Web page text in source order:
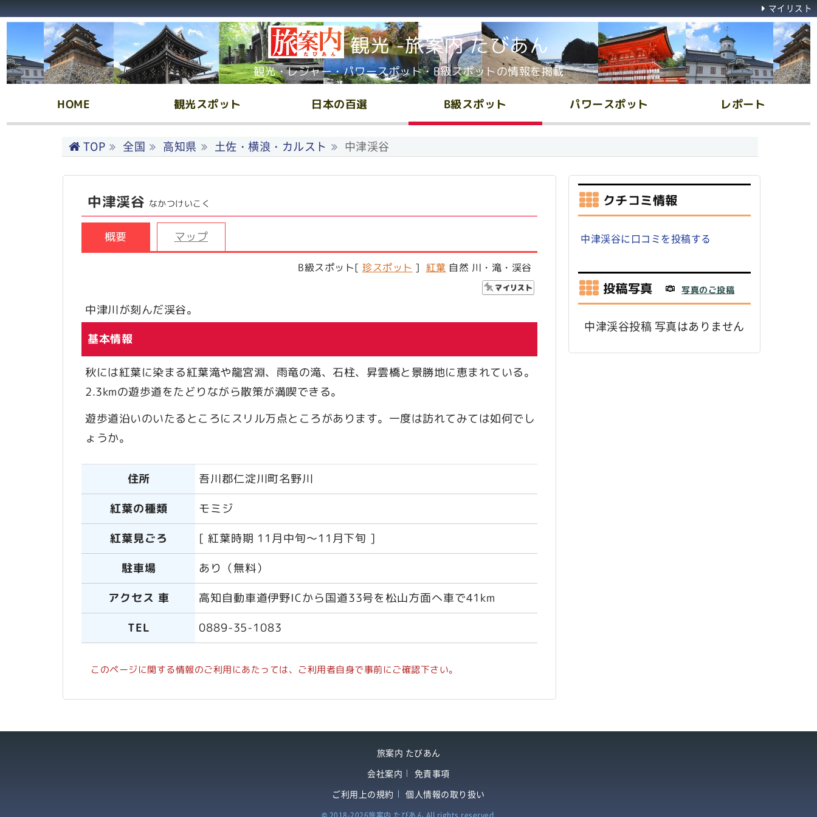
観光 -旅案内 たびあん
観光・レジャー・パワースポット・B級スポットの情報を掲載
HOME 観光スポット 日本の百選 B級スポット パワースポット レポート
マイリスト
TOP 全国 高知県 土佐・横浪・カルスト 中津渓谷
中津渓谷 なかつけいこく
概要 マップ
B級スポット[ 珍スポット ] 紅葉 自然 川・滝・渓谷
中津川が刻んだ渓谷。
基本情報
秋には紅葉に染まる紅葉滝や龍宮淵、雨竜の滝、石柱、昇雲橋と景勝地に恵まれている。
2.3kmの遊歩道をたどりながら散策が満喫できる。
遊歩道沿いのいたるところにスリル万点ところがあります。一度は訪れてみては如何でし
ょうか。
住所
吾川郡仁淀川町名野川
紅葉の種類
モミジ
紅葉見ごろ
[ 紅葉時期 11月中旬～11月下旬 ]
駐車場
あり（無料）
アクセス 車
高知自動車道伊野ICから国道33号を松山方面へ車で41km
TEL
0889-35-1083
このページに関する情報のご利用にあたっては、ご利用者自身で事前にご確認下さい。
クチコミ情報
中津渓谷に口コミを投稿する
投稿写真 写真のご投稿
中津渓谷投稿 写真はありません
旅案内 たびあん
会社案内
免責事項
ご利用上の規約
個人情報の取り扱い